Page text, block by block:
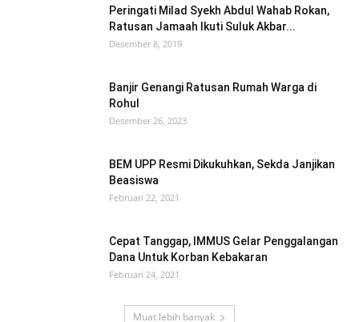
Peringati Milad Syekh Abdul Wahab Rokan,
Ratusan Jamaah Ikuti Suluk Akbar...
Desember 8, 2019
Banjir Genangi Ratusan Rumah Warga di
Rohul
Desember 26, 2023
BEM UPP Resmi Dikukuhkan, Sekda Janjikan
Beasiswa
Februari 22, 2021
Cepat Tanggap, IMMUS Gelar Penggalangan
Dana Untuk Korban Kebakaran
Februari 24, 2021
Muat lebih banyak